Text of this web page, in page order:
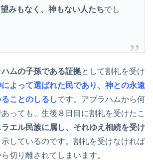
みもなく、神もない人たちでし
ハムの子孫である証拠として割礼を受け
よって選ばれた民であり、神との永遠
ことのしるしです。アブラハムから何
っても、生後８日目に割礼を受けたこ
ラエル民族に属し、それゆえ相続を受け
示しているのです。割礼を受けなければ
切り離されてしまいます。